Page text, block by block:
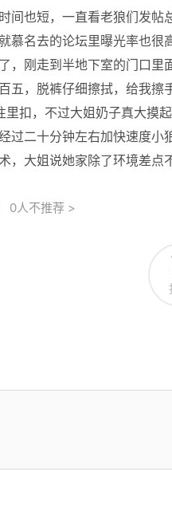
间也短，一直看老狼们发
慕名去的论坛里曝光率也
，刚走到半地下室的门口
五，脱裤仔细擦拭，给我
里扣，不过大姐奶子真大摸
过二十分钟左右加快速度
，大姐说她家除了环境差点
0人不推荐 >